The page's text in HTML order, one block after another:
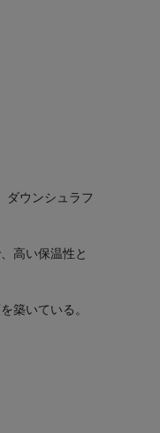
ダウンシュラフ
高い保温性と
築いている。